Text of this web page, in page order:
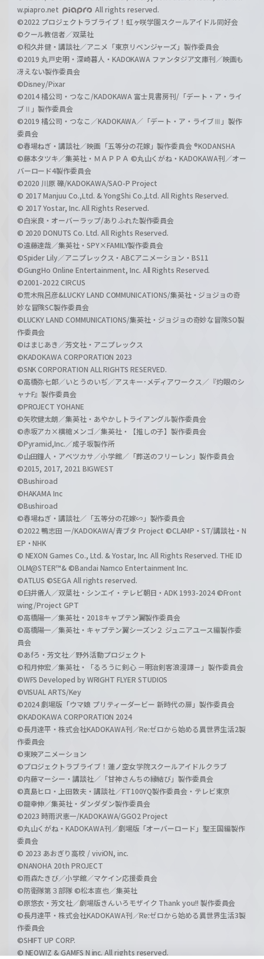
w.piapro.net
All rights reserved.
©2022 プロジェクトラブライブ！虹ヶ咲学園スクールアイドル同好会
©クール教信者／双葉社
©和久井健・講談社／アニメ「東京リベンジャーズ」製作委員会
©2019 丸戸史明・深崎暮人・KADOKAWA ファンタジア文庫刊／映画も
冴えない製作委員会
©Disney/Pixar
©2014 橘公司・つなこ/KADOKAWA 富士見書房刊/「デート・ア・ライ
ブⅡ」製作委員会
©2019 橘公司・つなこ／KADOKAWA／「デート・ア・ライブⅢ」製作
委員会
©春場ねぎ・講談社／映画「五等分の花嫁」製作委員会 ®KODANSHA
©藤本タツキ／集英社・ＭＡＰＰＡ ©丸山くがね・KADOKAWA刊／オー
バーロード4製作委員会
©2020 川原 礫/KADOKAWA/SAO-P Project
© 2017 Manjuu Co.,Ltd. & YongShi Co.,Ltd. All Rights Reserved.
© 2017 Yostar, Inc. All Rights Reserved.
©白米良・オーバーラップ/ありふれた製作委員会
© 2020 DONUTS Co. Ltd. All Rights Reserved.
©遠藤達哉／集英社・SPY×FAMILY製作委員会
©Spider Lily／アニプレックス・ABCアニメーション・BS11
©GungHo Online Entertainment, Inc. All Rights Reserved.
©2001-2022 CIRCUS
©荒木飛呂彦&LUCKY LAND COMMUNICATIONS/集英社・ジョジョの奇
妙な冒険SC製作委員会
©LUCKY LAND COMMUNICATIONS/集英社・ジョジョの奇妙な冒険SO製
作委員会
©はまじあき／芳文社・アニプレックス
©KADOKAWA CORPORATION 2023
©SNK CORPORATION ALL RIGHTS RESERVED.
©高橋弥七郎／いとうのいぢ／アスキー･メディアワークス／『灼眼のシ
ャナF』製作委員会
©PROJECT YOHANE
©矢吹健太朗／集英社・あやかしトライアングル製作委員会
©赤坂アカ×横槍メンゴ／集英社・【推しの子】製作委員会
©Pyramid,Inc.／成子坂製作所
©山田鐘人・アベツカサ／小学館／「葬送のフリーレン」製作委員会
©2015, 2017, 2021 BIGWEST
©Bushiroad
©HAKAMA Inc
©Bushiroad
©春場ねぎ・講談社／「五等分の花嫁∽」製作委員会
©2022 鴨志田 一/KADOKAWA/青ブタ Project ©CLAMP・ST/講談社・N
EP・NHK
© NEXON Games Co., Ltd. & Yostar, Inc. All Rights Reserved. THE ID
OLM@STER™& ©Bandai Namco Entertainment Inc.
©ATLUS ©SEGA All rights reserved.
©臼井儀人／双葉社・シンエイ・テレビ朝日・ADK 1993-2024 ©Front
wing/Project GPT
©高橋陽一／集英社・2018キャプテン翼製作委員会
©高橋陽一／集英社・キャプテン翼シーズン２ ジュニアユース編製作委
員会
©あfろ・芳文社／野外活動プロジェクト
©和月伸宏／集英社・「るろうに剣心 －明治剣客浪漫譚－」製作委員会
©WFS Developed by WRIGHT FLYER STUDIOS
©VISUAL ARTS/Key
©2024 劇場版「ウマ娘 プリティーダービー 新時代の扉」製作委員会
©KADOKAWA CORPORATION 2024
©長月達平・株式会社KADOKAWA刊／Re:ゼロから始める異世界生活2製
作委員会
©東映アニメーション
©プロジェクトラブライブ！蓮ノ空女学院スクールアイドルクラブ
©内藤マーシー・講談社／「甘神さんちの縁結び」製作委員会
©真島ヒロ・上田敦夫・講談社／FT100YQ製作委員会・テレビ東京
©龍幸伸／集英社・ダンダダン製作委員会
©2023 時雨沢恵一/KADOKAWA/GGO2 Project
©丸山くがね・KADOKAWA刊／劇場版「オーバーロード」聖王国編製作
委員会
© 2023 あおぎり高校 / viviON, inc.
©NANOHA 20th PROJECT
©雨森たきび／小学館／マケイン応援委員会
©防衛隊第３部隊 ©松本直也／集英社
©原悠衣・芳文社／劇場版きんいろモザイク Thank you!! 製作委員会
©長月達平・株式会社KADOKAWA刊／Re:ゼロから始める異世界生活3製
作委員会
©SHIFT UP CORP.
© NEOWIZ & GAMFS N inc. All rights reserved.